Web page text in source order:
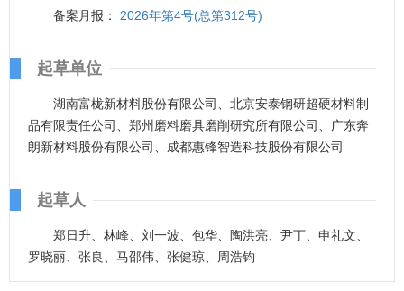
备案月报： 2026年第4号(总第312号)
起草单位
湖南富栊新材料股份有限公司、北京安泰钢研超硬材料制
品有限责任公司、郑州磨料磨具磨削研究所有限公司、广东奔
朗新材料股份有限公司、成都惠锋智造科技股份有限公司
起草人
郑日升、林峰、刘一波、包华、陶洪亮、尹丁、申礼文、
罗晓丽、张良、马邵伟、张健琼、周浩钧